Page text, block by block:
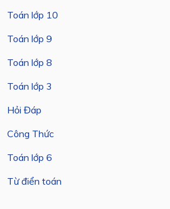
Toán lớp 10
Toán lớp 9
Toán lớp 8
Toán lớp 3
Hỏi Đáp
Công Thức
Toán lớp 6
Từ điển toán